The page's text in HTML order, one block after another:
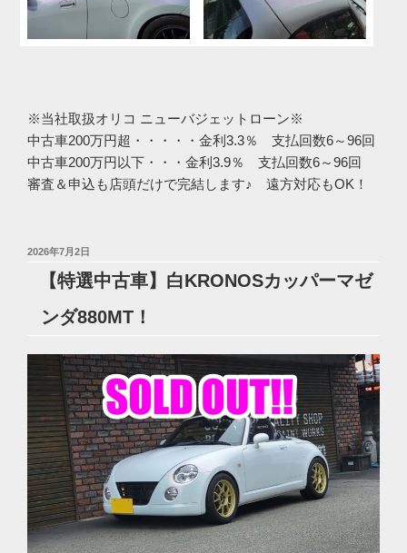
※当社取扱オリコ ニューバジェットローン※
中古車200万円超・・・・・金利3.3％ 支払回数6～96回
中古車200万円以下・・・金利3.9％ 支払回数6～96回
審査＆申込も店頭だけで完結します♪ 遠方対応もOK！
投
2026年7月2日
【特選中古車】白KRONOSカッパーマゼ
ンダ880MT！